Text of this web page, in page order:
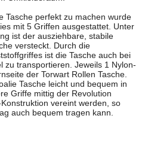
Tasche perfekt zu machen wurde
mit 5 Griffen ausgestattet. Unter
ist der ausziehbare, stabile
versteckt. Durch die
ist die Tasche auch bei
zu transportieren. Jeweils 1 Nylon-
der Torwart Rollen Tasche.
Tasche leicht und bequem in
Griffe mittig der Revolution
vereint werden, so
auch bequem tragen kann.